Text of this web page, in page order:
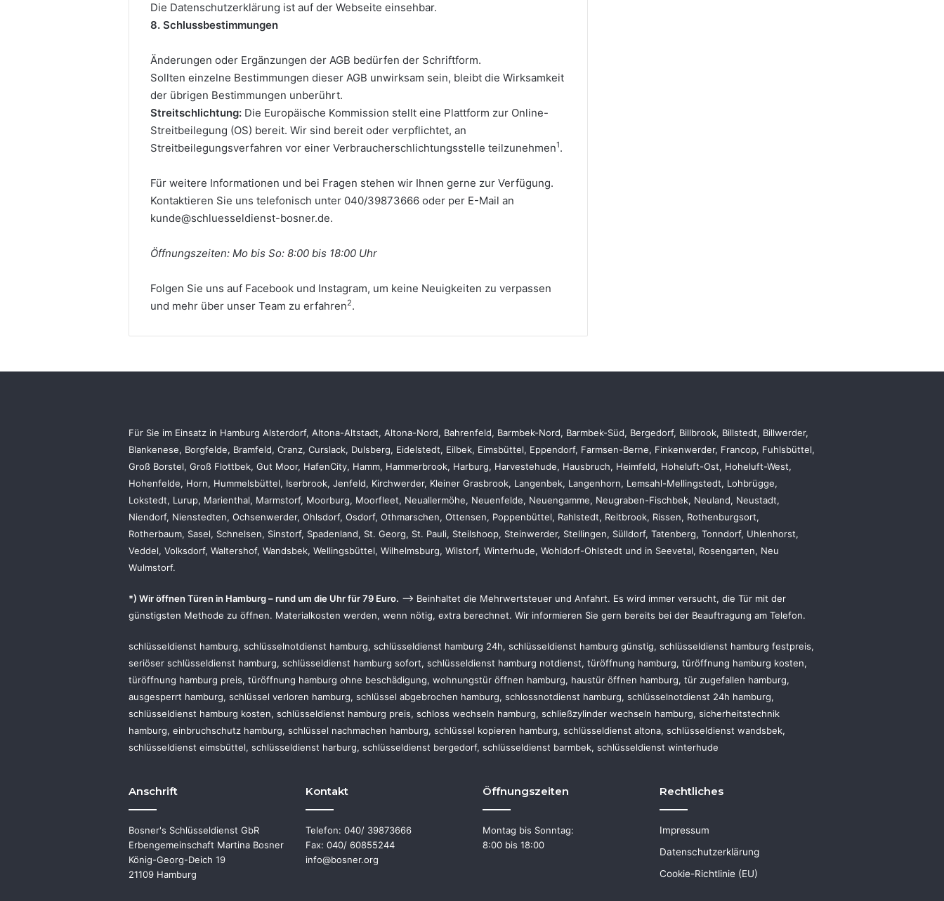
Die Datenschutzerklärung ist auf der Webseite einsehbar.
8. Schlussbestimmungen
Änderungen oder Ergänzungen der AGB bedürfen der Schriftform.
Sollten einzelne Bestimmungen dieser AGB unwirksam sein, bleibt die Wirksamkeit
der übrigen Bestimmungen unberührt.
Streitschlichtung: Die Europäische Kommission stellt eine Plattform zur Online-
Streitbeilegung (OS) bereit. Wir sind bereit oder verpflichtet, an
Streitbeilegungsverfahren vor einer Verbraucherschlichtungsstelle teilzunehmen1.
Für weitere Informationen und bei Fragen stehen wir Ihnen gerne zur Verfügung.
Kontaktieren Sie uns telefonisch unter 040/39873666 oder per E-Mail an
kunde@schluesseldienst-bosner.de.
Öffnungszeiten: Mo bis So: 8:00 bis 18:00 Uhr
Folgen Sie uns auf Facebook und Instagram, um keine Neuigkeiten zu verpassen
und mehr über unser Team zu erfahren2.
Für Sie im Einsatz in Hamburg Alsterdorf, Altona-Altstadt, Altona-Nord, Bahrenfeld, Barmbek-Nord, Barmbek-Süd, Bergedorf, Billbrook, Billstedt, Billwerder,
Blankenese, Borgfelde, Bramfeld, Cranz, Curslack, Dulsberg, Eidelstedt, Eilbek, Eimsbüttel, Eppendorf, Farmsen-Berne, Finkenwerder, Francop, Fuhlsbüttel,
Groß Borstel, Groß Flottbek, Gut Moor, HafenCity, Hamm, Hammerbrook, Harburg, Harvestehude, Hausbruch, Heimfeld, Hoheluft-Ost, Hoheluft-West,
Hohenfelde, Horn, Hummelsbüttel, Iserbrook, Jenfeld, Kirchwerder, Kleiner Grasbrook, Langenbek, Langenhorn, Lemsahl-Mellingstedt, Lohbrügge,
Lokstedt, Lurup, Marienthal, Marmstorf, Moorburg, Moorfleet, Neuallermöhe, Neuenfelde, Neuengamme, Neugraben-Fischbek, Neuland, Neustadt,
Niendorf, Nienstedten, Ochsenwerder, Ohlsdorf, Osdorf, Othmarschen, Ottensen, Poppenbüttel, Rahlstedt, Reitbrook, Rissen, Rothenburgsort,
Rotherbaum, Sasel, Schnelsen, Sinstorf, Spadenland, St. Georg, St. Pauli, Steilshoop, Steinwerder, Stellingen, Sülldorf, Tatenberg, Tonndorf, Uhlenhorst,
Veddel, Volksdorf, Waltershof, Wandsbek, Wellingsbüttel, Wilhelmsburg, Wilstorf, Winterhude, Wohldorf-Ohlstedt und in Seevetal, Rosengarten, Neu
Wulmstorf.
*) Wir öffnen Türen in Hamburg – rund um die Uhr für 79 Euro. –> Beinhaltet die Mehrwertsteuer und Anfahrt. Es wird immer versucht, die Tür mit der
günstigsten Methode zu öffnen. Materialkosten werden, wenn nötig, extra berechnet. Wir informieren Sie gern bereits bei der Beauftragung am Telefon.
schlüsseldienst hamburg, schlüsselnotdienst hamburg, schlüsseldienst hamburg 24h, schlüsseldienst hamburg günstig, schlüsseldienst hamburg festpreis,
seriöser schlüsseldienst hamburg, schlüsseldienst hamburg sofort, schlüsseldienst hamburg notdienst, türöffnung hamburg, türöffnung hamburg kosten,
türöffnung hamburg preis, türöffnung hamburg ohne beschädigung, wohnungstür öffnen hamburg, haustür öffnen hamburg, tür zugefallen hamburg,
ausgesperrt hamburg, schlüssel verloren hamburg, schlüssel abgebrochen hamburg, schlossnotdienst hamburg, schlüsselnotdienst 24h hamburg,
schlüsseldienst hamburg kosten, schlüsseldienst hamburg preis, schloss wechseln hamburg, schließzylinder wechseln hamburg, sicherheitstechnik
hamburg, einbruchschutz hamburg, schlüssel nachmachen hamburg, schlüssel kopieren hamburg, schlüsseldienst altona, schlüsseldienst wandsbek,
schlüsseldienst eimsbüttel, schlüsseldienst harburg, schlüsseldienst bergedorf, schlüsseldienst barmbek, schlüsseldienst winterhude
Anschrift
Bosner's Schlüsseldienst GbR
Erbengemeinschaft Martina Bosner
König-Georg-Deich 19
21109 Hamburg
Kontakt
Telefon: 040/ 39873666
Fax: 040/ 60855244
info@bosner.org
Öffnungszeiten
Montag bis Sonntag:
8:00 bis 18:00
Rechtliches
Impressum
Datenschutzerklärung
Cookie-Richtlinie (EU)